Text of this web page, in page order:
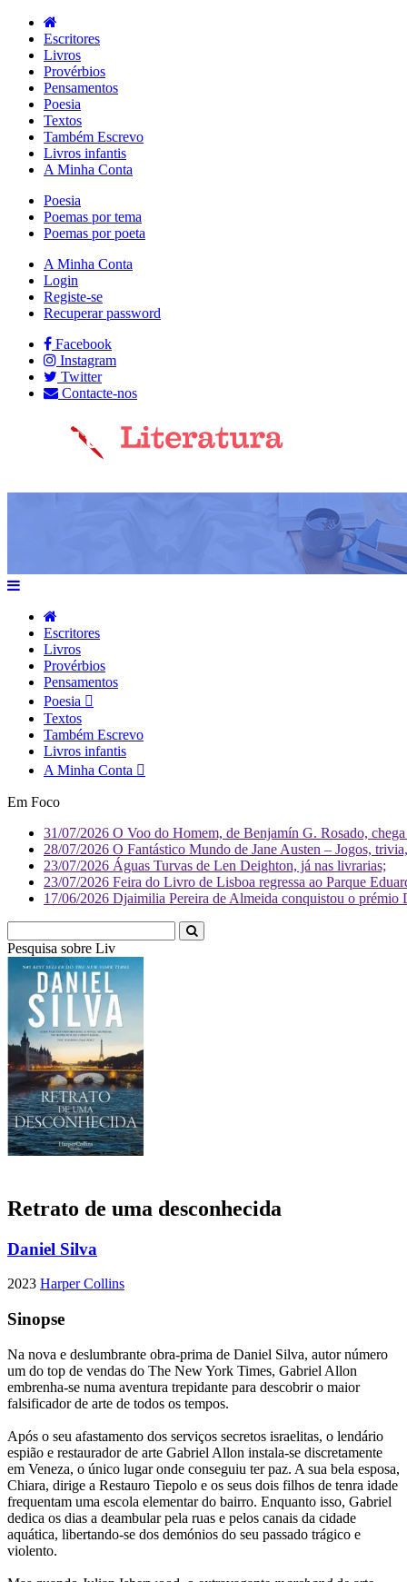
Escritores
Livros
Provérbios
Pensamentos
Poesia
Textos
Também Escrevo
Livros infantis
A Minha Conta
Poesia
Poemas por tema
Poemas por poeta
A Minha Conta
Login
Registe-se
Recuperar password
Facebook
Instagram
Twitter
Contacte-nos
Escritores
Livros
Provérbios
Pensamentos
Poesia
Textos
Também Escrevo
Livros infantis
A Minha Conta
Em Foco
31/07/2026 O Voo do Homem, de Benjamín G. Rosado,
28/07/2026 O Fantástico Mundo de Jane Austen – Jogos,
23/07/2026 Águas Turvas de Len Deighton, já nas livrarias;
23/07/2026 Feira do Livro de Lisboa regressa ao Parque
17/06/2026 Djaimilia Pereira de Almeida conquistou o
Pesquisa sobre Literatura
Retrato de uma desconhecida
Daniel Silva
2023 Harper Collins
Sinopse
Na nova e deslumbrante obra-prima de Daniel Silva, autor número
um do top de vendas do The New York Times, Gabriel Allon
embrenha-se numa aventura trepidante para descobrir o maior
falsificador de arte de todos os tempos.
Após o seu afastamento dos serviços secretos israelitas, o lendário
espião e restaurador de arte Gabriel Allon instala-se discretamente
em Veneza, o único lugar onde conseguiu ter paz. A sua bela esposa,
Chiara, dirige a Restauro Tiepolo e os seus dois filhos de tenra idade
frequentam uma escola elementar do bairro. Enquanto isso, Gabriel
dedica os dias a deambular pela ruas e pelos canais da cidade
aquática, libertando-se dos demónios do seu passado trágico e
violento.